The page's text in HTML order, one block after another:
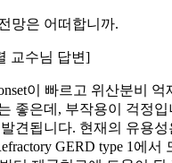
망은 어떠합니까.
교수님 답변]
이 빠르고 위산분비 억
좋은데, 부작용이 걱정입
견됩니다. 현재의 유용성
GERD type 1에서